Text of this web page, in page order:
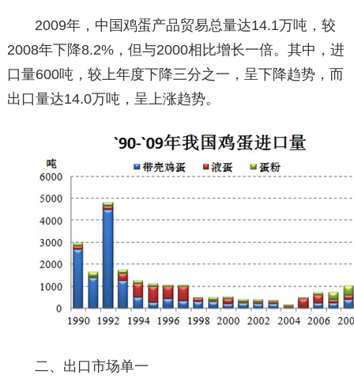
2009年，中国鸡蛋产品贸易总量达14.1万吨，较
2008年下降8.2%，但与2000相比增长一倍。其中，进
口量600吨，较上年度下降三分之一，呈下降趋势，而
出口量达14.0万吨，呈上涨趋势。
二、出口市场单一